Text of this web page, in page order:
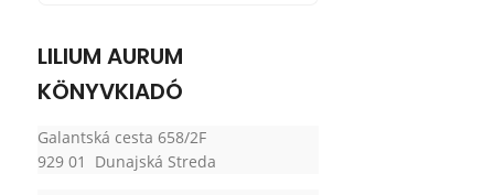
LILIUM AURUM
KÖNYVKIADÓ
Galantská cesta 658/2F
929 01 Dunajská Streda